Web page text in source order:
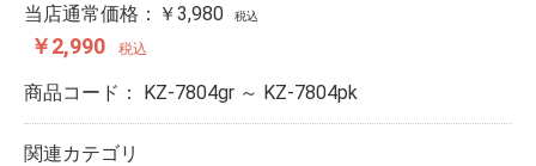
当店通常価格： ￥3,980 税込
￥2,990 税込
商品コード： KZ-7804gr ～ KZ-7804pk
関連カテゴリ